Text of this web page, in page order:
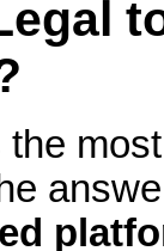
the